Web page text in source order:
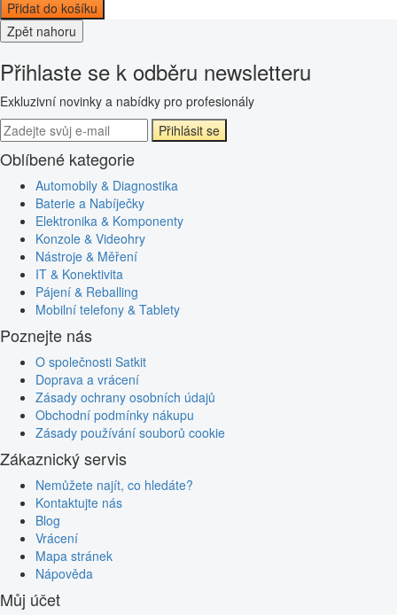
Přidat do košíku
Zpět nahoru
Přihlaste se k odběru newsletteru
Exkluzivní novinky a nabídky pro profesionály
Přihlásit se
Oblíbené kategorie
Automobily & Diagnostika
Baterie a Nabíječky
Elektronika & Komponenty
Konzole & Videohry
Nástroje & Měření
IT & Konektivita
Pájení & Reballing
Mobilní telefony & Tablety
Poznejte nás
O společnosti Satkit
Doprava a vrácení
Zásady ochrany osobních údajů
Obchodní podmínky nákupu
Zásady používání souborů cookie
Zákaznický servis
Nemůžete najít, co hledáte?
Kontaktujte nás
Blog
Vrácení
Mapa stránek
Nápověda
Můj účet